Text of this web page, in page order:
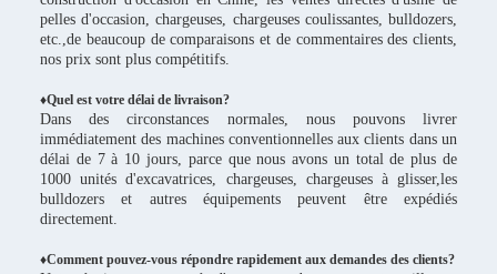
pelles d'occasion, chargeuses, chargeuses coulissantes, bulldozers,
etc.,de beaucoup de comparaisons et de commentaires des clients,
nos prix sont plus compétitifs.
♦Quel est votre délai de livraison?
Dans des circonstances normales, nous pouvons livrer
immédiatement des machines conventionnelles aux clients dans un
délai de 7 à 10 jours, parce que nous avons un total de plus de
1000 unités d'excavatrices, chargeuses, chargeuses à glisser,les
bulldozers et autres équipements peuvent être expédiés
directement.
♦Comment pouvez-vous répondre rapidement aux demandes des clients?